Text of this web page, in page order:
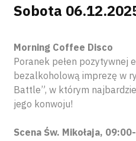
Sobota
Morning Coffee Disco
Poranek pełen pozytywnej
bezalkoholową imprezę w
Battle”, w którym
jego konwoju!
Scena Św. Mikołaja,